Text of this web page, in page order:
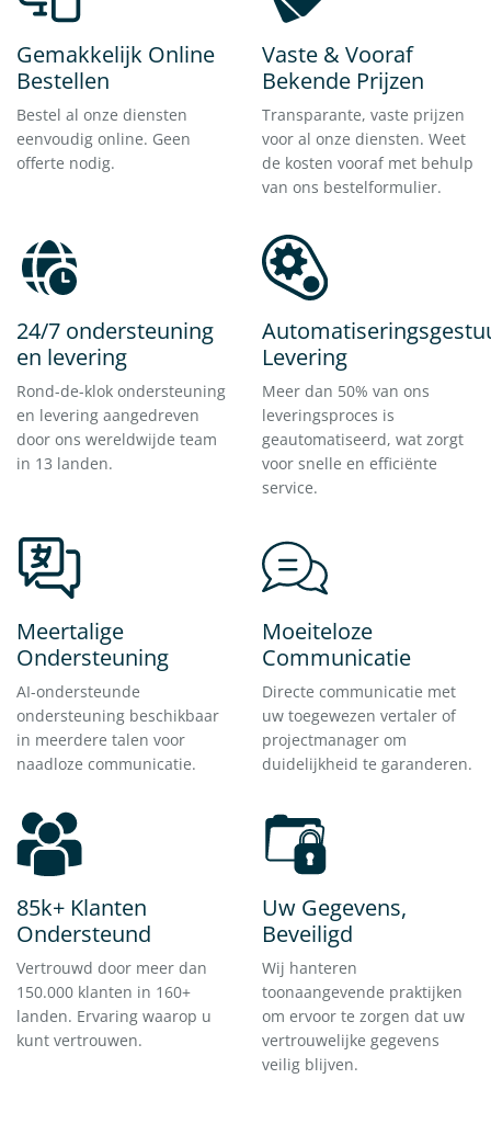
Gemakkelijk Online
Bestellen
Bestel al onze diensten
eenvoudig online. Geen
offerte nodig.
Vaste & Vooraf
Bekende Prijzen
Transparante, vaste prijzen
voor al onze diensten. Weet
de kosten vooraf met behulp
van ons bestelformulier.
24/7 ondersteuning
en levering
Rond-de-klok ondersteuning
en levering aangedreven
door ons wereldwijde team
in 13 landen.
Levering
Meer dan 50% van ons
leveringsproces is
geautomatiseerd, wat zorgt
voor snelle en efficiënte
service.
Meertalige
Ondersteuning
AI-ondersteunde
ondersteuning beschikbaar
in meerdere talen voor
naadloze communicatie.
Moeiteloze
Communicatie
Directe communicatie met
uw toegewezen vertaler of
projectmanager om
duidelijkheid te garanderen.
85k+ Klanten
Ondersteund
Vertrouwd door meer dan
150.000 klanten in 160+
landen. Ervaring waarop u
kunt vertrouwen.
Uw Gegevens,
Beveiligd
Wij hanteren
toonaangevende praktijken
om ervoor te zorgen dat uw
vertrouwelijke gegevens
veilig blijven.